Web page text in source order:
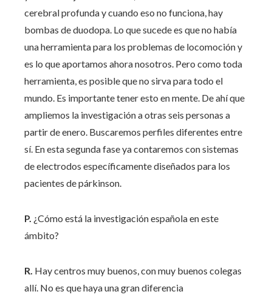
cerebral profunda y cuando eso no funciona, hay
bombas de duodopa. Lo que sucede es que no había
una herramienta para los problemas de locomoción y
es lo que aportamos ahora nosotros. Pero como toda
herramienta, es posible que no sirva para todo el
mundo. Es importante tener esto en mente. De ahí que
ampliemos la investigación a otras seis personas a
partir de enero. Buscaremos perfiles diferentes entre
sí. En esta segunda fase ya contaremos con sistemas
de electrodos específicamente diseñados para los
pacientes de párkinson.
P. ¿Cómo está la investigación española en este
ámbito?
R. Hay centros muy buenos, con muy buenos colegas
allí. No es que haya una gran diferencia